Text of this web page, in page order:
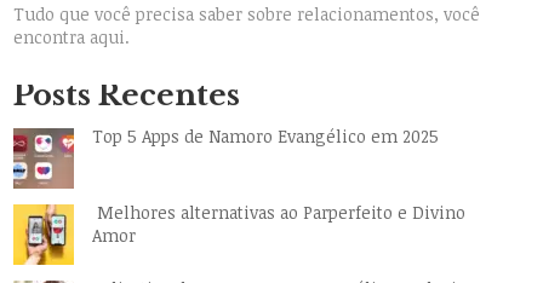
Tudo que você precisa saber sobre relacionamentos, você
encontra aqui.
Posts Recentes
Top 5 Apps de Namoro Evangélico em 2025
Melhores alternativas ao Parperfeito e Divino
Amor